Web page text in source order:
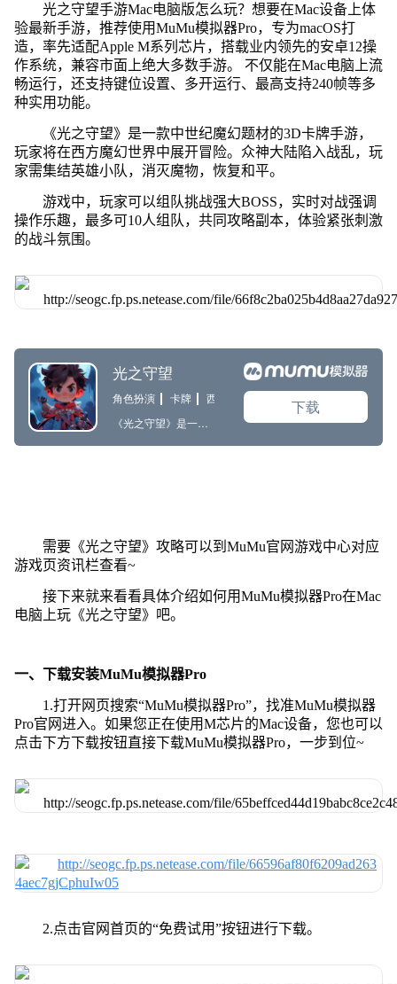
光之守望手游Mac电脑版怎么玩？想要在Mac设备上体
验最新手游，推荐使用MuMu模拟器Pro，专为macOS打
造，率先适配Apple M系列芯片，搭载业内领先的安卓12操
作系统，兼容市面上绝大多数手游。 不仅能在Mac电脑上流
畅运行，还支持键位设置、多开运行、最高支持240帧等多
种实用功能。
《光之守望》是一款中世纪魔幻题材的3D卡牌手游，
玩家将在西方魔幻世界中展开冒险。众神大陆陷入战乱，玩
家需集结英雄小队，消灭魔物，恢复和平。
游戏中，玩家可以组队挑战强大BOSS，实时对战强调
操作乐趣，最多可10人组队，共同攻略副本，体验紧张刺激
的战斗氛围。
需要《光之守望》攻略可以到MuMu官网游戏中心对应
游戏页资讯栏查看~
接下来就来看看具体介绍如何用MuMu模拟器Pro在Mac
电脑上玩《光之守望》吧。
一、下载安装MuMu模拟器Pro
1.打开网页搜索“MuMu模拟器Pro”，找准MuMu模拟器
Pro官网进入。如果您正在使用M芯片的Mac设备，您也可以
点击下方下载按钮直接下载MuMu模拟器Pro，一步到位~
2.点击官网首页的“免费试用”按钮进行下载。